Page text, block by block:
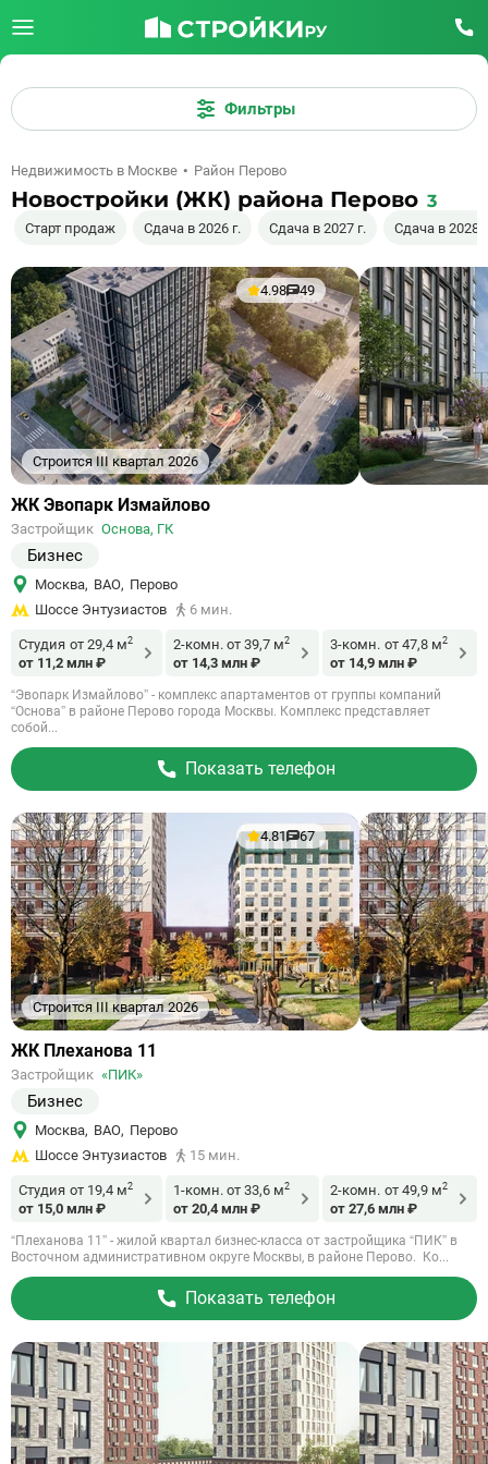
Фильтры
Недвижимость в Москве Район Перово
Новостройки (ЖК) района Перово 3
Старт продаж Сдача в 2026 г. Сдача в 2027 г. Сдача в 2028
Строится III квартал 2026
4.98 49
Ссылка
объект
ЖК Эвопарк Измайлово
Застройщик Основа, ГК
Бизнес
Москва, ВАО, Перово
Шоссе Энтузиастов
6 мин.
Студия от 29,4 м2
от 11,2 млн ₽
2-комн. от 39,7 м2
от 14,3 млн ₽
3-комн. от 47,8 м2
от 14,9 млн ₽
“Эвопарк Измайлово” - комплекс апартаментов от группы компаний
“Основа” в районе Перово города Москвы. Комплекс представляет
собой...
Показать телефон
Строится III квартал 2026
4.81 67
Ссылка
объект
ЖК Плеханова 11
Застройщик «ПИК»
Бизнес
Москва, ВАО, Перово
Шоссе Энтузиастов
15 мин.
Студия от 19,4 м2
от 15,0 млн ₽
1-комн. от 33,6 м2
от 20,4 млн ₽
2-комн. от 49,9 м2
от 27,6 млн ₽
“Плеханова 11” - жилой квартал бизнес-класса от застройщика “ПИК” в
Восточном административном округе Москвы, в районе Перово. Ко...
Показать телефон